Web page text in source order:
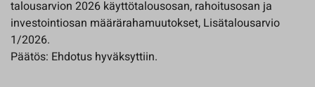
talousarvion 2026 käyttötalousosan, rahoitusosan ja
investointiosan määrärahamuutokset, Lisätalousarvio
1/2026.
Päätös: Ehdotus hyväksyttiin.